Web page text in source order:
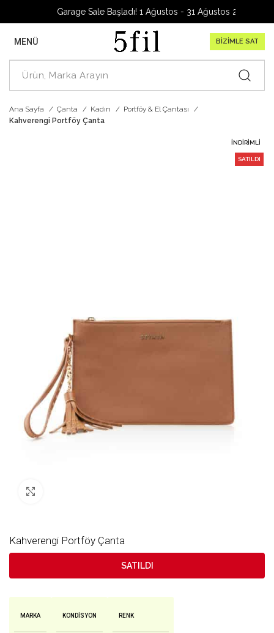
Garage Sale Başladı! 1 Ağustos - 31 Ağustos 2026
MENÜ BİZİMLE SAT
Ana Sayfa Çanta Kadın
Portföy & El Çantası
Kahverengi Portföy Çanta
İNDIRIMLI
SATILDI
Kahverengi Portföy Çanta
SATILDI
MARKA KONDISYON RENK